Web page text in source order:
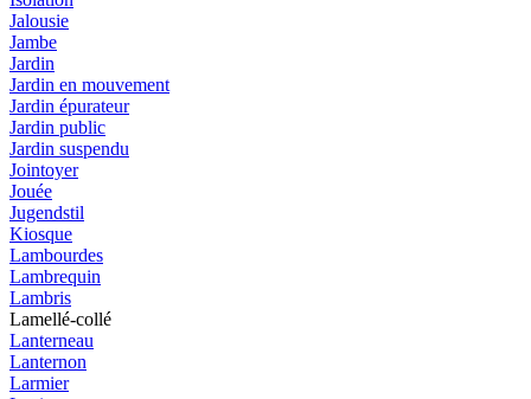
Jalousie
Jambe
Jardin
Jardin en mouvement
Jardin épurateur
Jardin public
Jardin suspendu
Jointoyer
Jouée
Jugendstil
Kiosque
Lambourdes
Lambrequin
Lambris
Lamellé-collé
Lanterneau
Lanternon
Larmier